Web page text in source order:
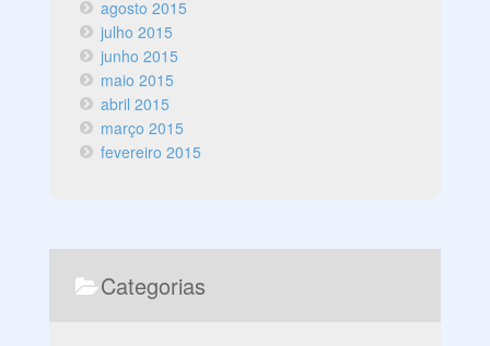
agosto 2015
julho 2015
junho 2015
maio 2015
abril 2015
março 2015
fevereiro 2015
Categorias